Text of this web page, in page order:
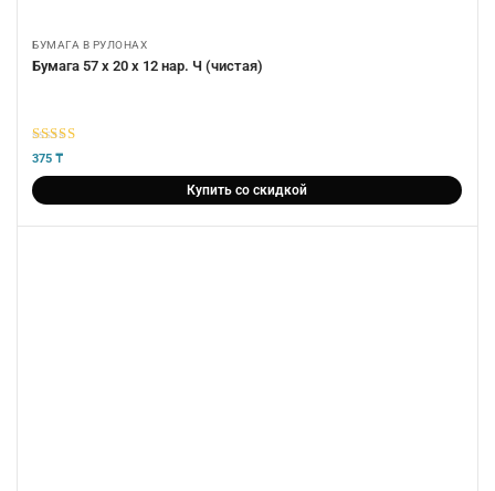
БУМАГА В РУЛОНАХ
Бумага 57 х 20 х 12 нар. Ч (чистая)
5из 5
375 ₸
Купить со скидкой